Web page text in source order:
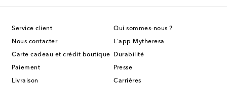
Service client
Nous contacter
Carte cadeau et crédit boutique
Paiement
Livraison
Qui sommes-nous ?
L'app Mytheresa
Durabilité
Presse
Carrières